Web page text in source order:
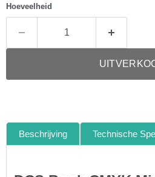
Hoeveelheid
Beschrijving Technische